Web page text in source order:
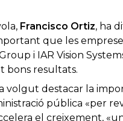
Francisco Ortiz, ha
que les
i IAR Vision
bons resultats.
volgut destacar la
pública «per
el creixement,